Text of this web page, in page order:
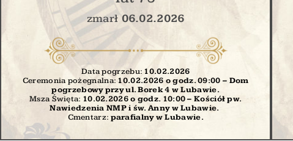
zmarł06.02.2026
Data pogrzebu: 10.02.2026
Ceremonia pożegnalna: 10.02.2026 o godz. 09:00 – Dom
pogrzebowy przy ul. Borek 4 w Lubawie.
Msza Święta: 10.02.2026 o godz. 10:00– Kościół pw.
Nawiedzenia NMP i św. Anny w Lubawie.
Cmentarz: parafialny w Lubawie.